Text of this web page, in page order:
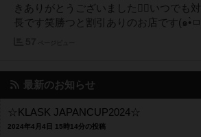
きありがとうございました🙇‍♀️いつでも
長です笑勝つと割引ありのお店です(๑•̀ㅁ
最新のお知らせ
☆KLASK JAPANCUP2024☆
2024年4月4日 15時14分の投稿